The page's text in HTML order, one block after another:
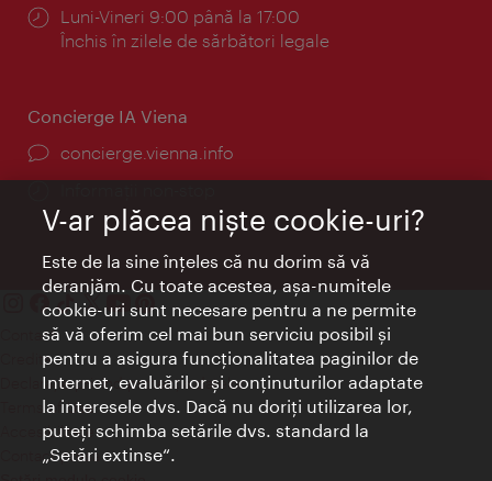
Program:
Luni-Vineri 9:00 până la 17:00
Închis în zilele de sărbători legale
Concierge IA Viena
concierge.vienna.info
Contact
Credits
Declaraţie privind protecţia datelor
Terms of Use
Accesibilitate
Contact presa
V-ar plăcea nişte cookie-uri?
Este de la sine înţeles că nu dorim să vă
deranjăm. Cu toate acestea, aşa-numitele
cookie-uri sunt necesare pentru a ne permite
să vă oferim cel mai bun serviciu posibil şi
pentru a asigura funcţionalitatea paginilor de
Internet, evaluărilor şi conţinuturilor adaptate
la interesele dvs. Dacă nu doriţi utilizarea lor,
puteţi schimba setările dvs. standard la
„Setări extinse“.